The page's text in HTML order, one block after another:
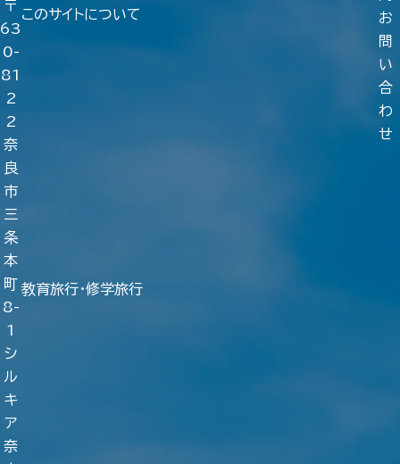
〒
63
0-
81
2
2
奈
良
市
三
条
本
町
8-
1
シ
ル
キ
ア
奈
このサイトについて
教育旅行・修学旅行
お
問
い
合
わ
せ